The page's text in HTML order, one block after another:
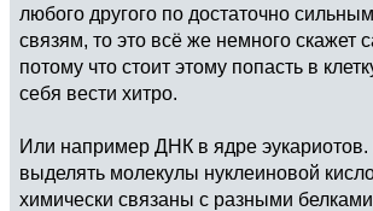
любого другого по достаточно
связям, то это всё же немного скажет
потому что стоит этому попасть в
себя вести хитро.
Или например ДНК в ядре
выделять молекулы нуклеиновой
химически связаны с разными